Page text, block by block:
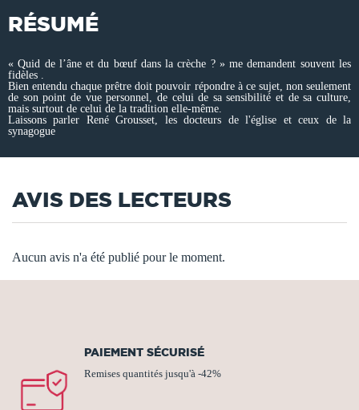
RÉSUMÉ
« Quid de l’âne et du bœuf dans la crèche ? » me demandent souvent les
fidèles .
Bien entendu chaque prêtre doit pouvoir répondre à ce sujet, non seulement
de son point de vue personnel, de celui de sa sensibilité et de sa culture,
mais surtout de celui de la tradition elle-même.
Laissons parler René Grousset, les docteurs de l'église et ceux de la
synagogue
AVIS DES LECTEURS
Aucun avis n'a été publié pour le moment.
PAIEMENT SÉCURISÉ
Remises quantités jusqu'à -42%